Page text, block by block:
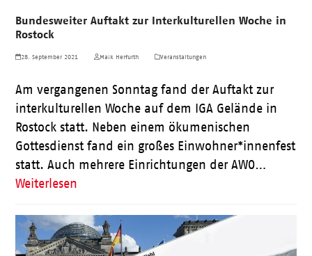
Bundesweiter Auftakt zur Interkulturellen Woche in
Rostock
28. September 2021 Maik Herfurth Veranstaltungen
Am vergangenen Sonntag fand der Auftakt zur
interkulturellen Woche auf dem IGA Gelände in
Rostock statt. Neben einem ökumenischen
Gottesdienst fand ein großes Einwohner*innenfest
statt. Auch mehrere Einrichtungen der AWO…
Weiterlesen